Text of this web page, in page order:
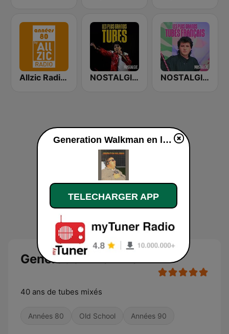
Allzic Radio Années 80 NOSTALGIE LES PLUS GRANDS TUBES NOSTALGIE LES PLUS GRANDS TUBES FRANCAIS
Generation Walkman
40 ans de tubes mixés
Années 80 Old School Années 90
Generation Walkman en ligne
TELECHARGER APP